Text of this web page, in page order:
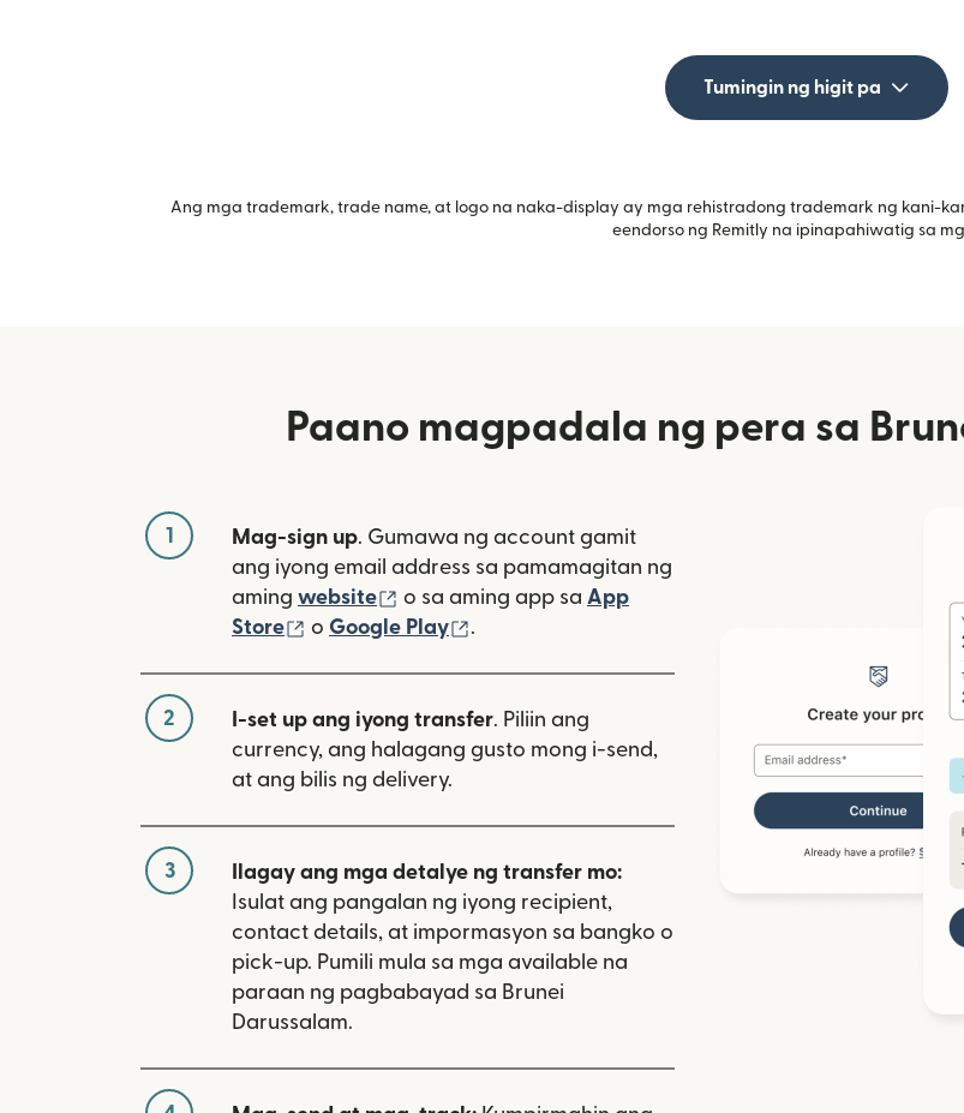
Tumingin ng higit pa
Ang mga trademark, trade name, at logo na naka-display ay mga rehistradong trademark ng kani-
eendorso ng Remitly na ipinapahiwatig sa
Paano magpadala ng pera sa
1 Mag-sign up. Gumawa ng account gamit
ang iyong email address sa pamamagitan ng
aming website (bubukas sa bagong window)
o sa aming app sa App
Store
(bubukas sa bagong window)
o Google Play .
2 I-set up ang iyong transfer. Piliin ang
currency, ang halagang gusto mong i-send,
at ang bilis ng delivery.
3
Ilagay ang mga detalye ng transfer mo:
Isulat ang pangalan ng iyong recipient,
contact details, at impormasyon sa bangko o
pick-up. Pumili mula sa mga available na
paraan ng pagbabayad sa Brunei
Darussalam.